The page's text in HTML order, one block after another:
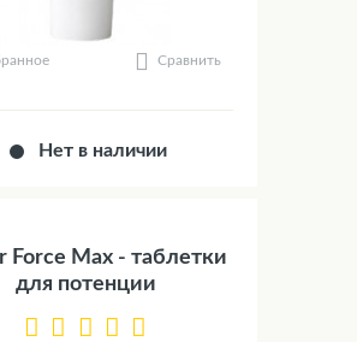
Сравнить
Нет в наличии
Force Max - таблетки
для потенции